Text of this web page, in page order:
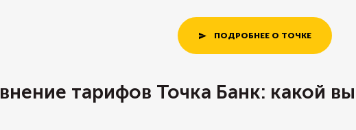
ПОДРОБНЕЕ О ТОЧКЕ
тарифов Точка Банк: какой